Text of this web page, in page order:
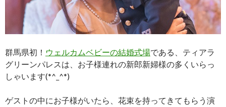
群馬県初！ ウェルカムベビーの結婚式場である、ティアラ
グリーンパレスは、お子様連れの新郎新婦様の多くいらっ
しゃいます(*^_^*)
ゲストの中にお子様がいたら、花束を持ってきてもらう演